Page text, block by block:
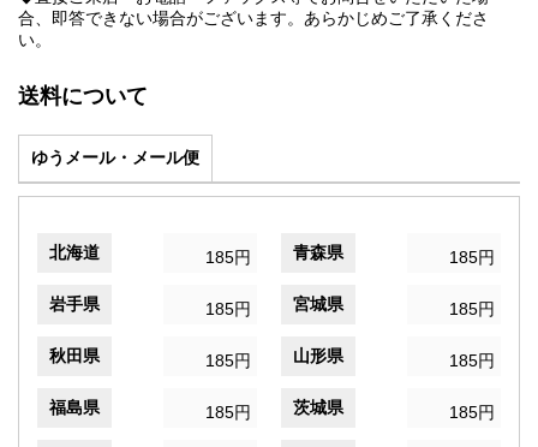
合、即答できない場合がございます。あらかじめご了承くださ
い。
送料について
ゆうメール・メール便
北海道 185円 青森県 185円
岩手県 185円 宮城県 185円
秋田県 185円 山形県 185円
福島県 185円 茨城県 185円